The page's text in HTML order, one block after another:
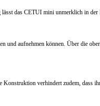
das CETUI mini unmerklich in der
aufnehmen können. Über die
verhindert zudem, dass